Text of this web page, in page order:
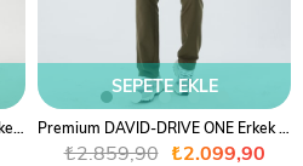
SEPETE EKLE
₺2.099,90
₺2.859,90